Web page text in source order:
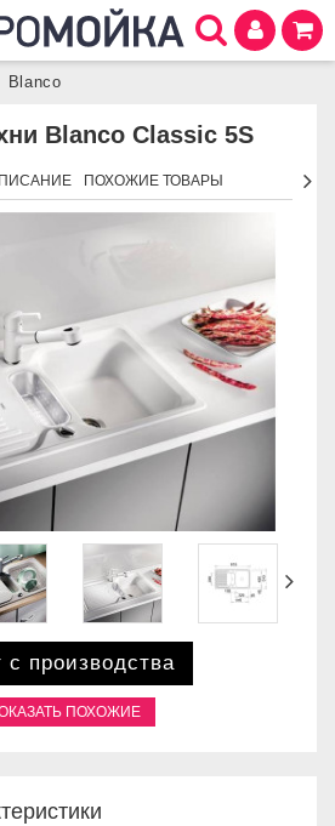
Blanco
Blanco Classic 5S
ПОХОЖИЕ ТОВАРЫ
с производства
ПОХОЖИЕ